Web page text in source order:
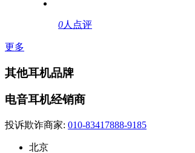
0人点评
更多
其他耳机品牌
电音耳机经销商
投诉欺诈商家: 010-83417888-9185
北京